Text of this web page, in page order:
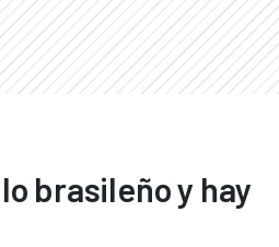
brasileño y hay